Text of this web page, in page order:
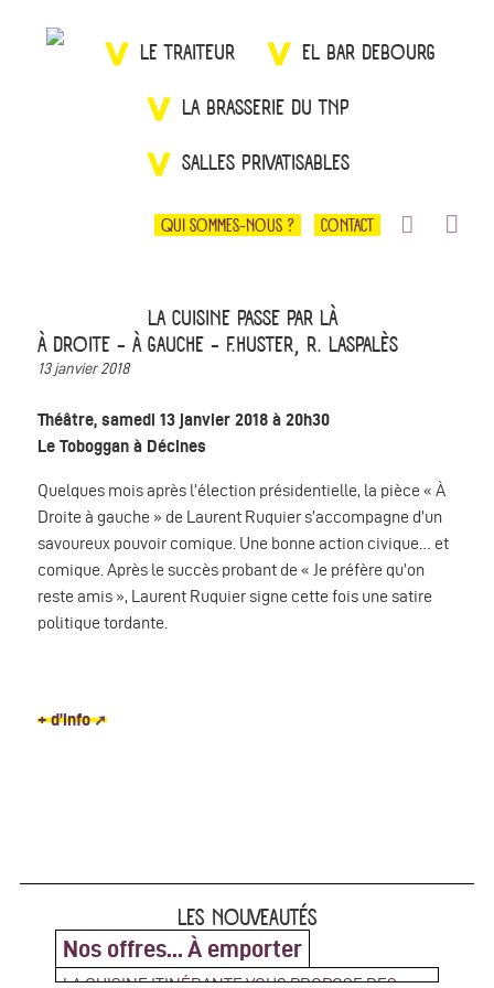
LE TRAITEUR
EL BAR DEBOURG
LA BRASSERIE DU TNP
SALLES PRIVATISABLES
QUI SOMMES-NOUS ? CONTACT
LA CUISINE PASSE PAR LÀ
À DROITE - À GAUCHE - F.HUSTER, R. LASPALÈS
13 janvier 2018
Théâtre, samedi 13 janvier 2018 à 20h30
Le Toboggan à Décines
Quelques mois après l’élection présidentielle, la pièce « À
Droite à gauche » de Laurent Ruquier s’accompagne d’un
savoureux pouvoir comique. Une bonne action civique… et
comique. Après le succès probant de « Je préfère qu’on
reste amis », Laurent Ruquier signe cette fois une satire
politique tordante.
+ d’info
LES NOUVEAUTÉS
Nos offres... À emporter
LA CUISINE ITINÉRANTE VOUS PROPOSE DES